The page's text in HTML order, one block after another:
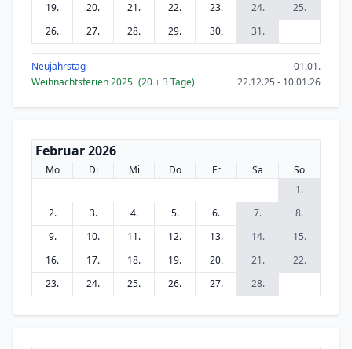
19.
20. 21. 22. 23. 24.
25.
26.
27. 28. 29. 30. 31.
Neujahrstag
01.01.
Weihnachtsferien 2025 (20+ 3 Tage) 22.12.25 - 10.01.26
Februar 2026
Mo Di Mi Do Fr Sa
So
1.
2.
3. 4. 5. 6. 7.
8.
9.
10. 11. 12. 13. 14.
15.
16.
17. 18. 19. 20. 21.
22.
23.
24. 25. 26. 27. 28.